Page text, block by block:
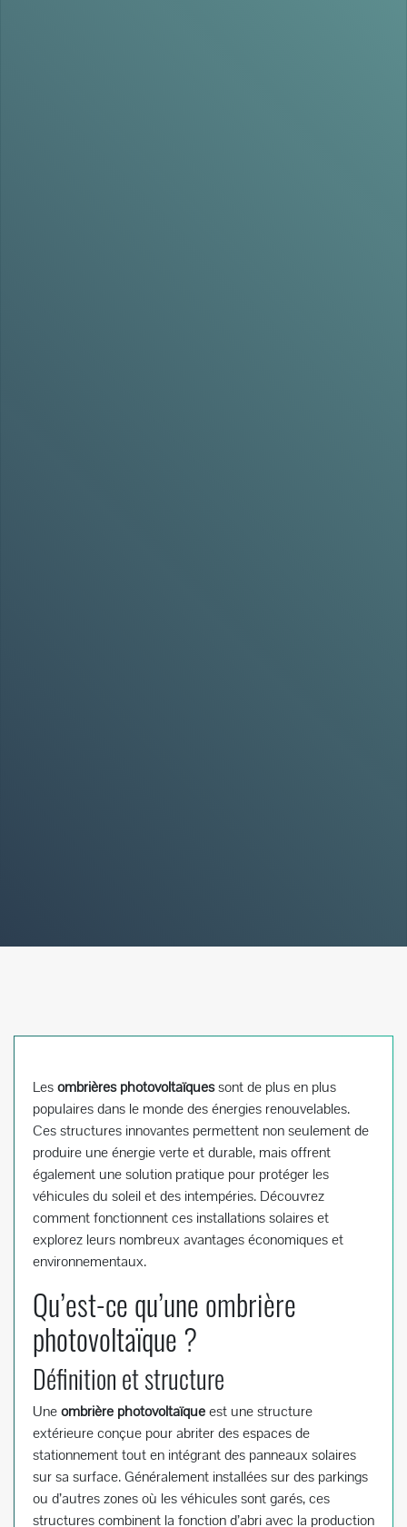
Lesombrières photovoltaïquessont de plus en plus
populaires dans le monde des énergies renouvelables.
Ces structures innovantes permettent non seulement de
produire une énergie verte et durable, mais offrent
également une solution pratique pour protéger les
véhicules du soleil et des intempéries. Découvrez
comment fonctionnent ces installations solaires et
explorez leurs nombreux avantages économiques et
environnementaux.
Qu’est-ce qu’une ombrière
photovoltaïque ?
Définition et structure
Uneombrière photovoltaïqueest une structure
extérieure conçue pour abriter des espaces de
stationnement tout en intégrant des panneaux solaires
sur sa surface. Généralement installées sur des parkings
ou d’autres zones où les véhicules sont garés, ces
structures combinent la fonction d’abri avec la production